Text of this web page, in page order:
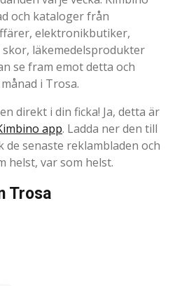
och kataloger från
elektronikbutiker,
läkemedelsprodukter
se fram emot detta och
i Trosa.
direkt i din ficka! Ja, detta är
app. Ladda ner den till
de senaste reklambladen och
helst, var som helst.
Trosa